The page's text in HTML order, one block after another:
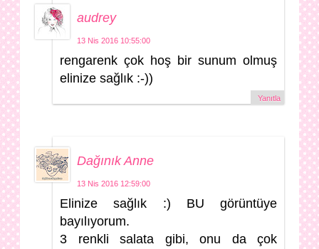
audrey
13 Nis 2016 10:55:00
rengarenk çok hoş bir sunum olmuş
elinize sağlık :-))
Yanıtla
Dağınık Anne
13 Nis 2016 12:59:00
Elinize sağlık :) BU görüntüye
bayılıyorum.
3 renkli salata gibi, onu da çok